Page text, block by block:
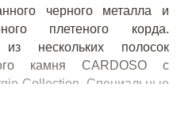
черного металла и
плетеного корда.
нескольких полосок
камня CARDOSO с
Collection. Специальные
стоимость.